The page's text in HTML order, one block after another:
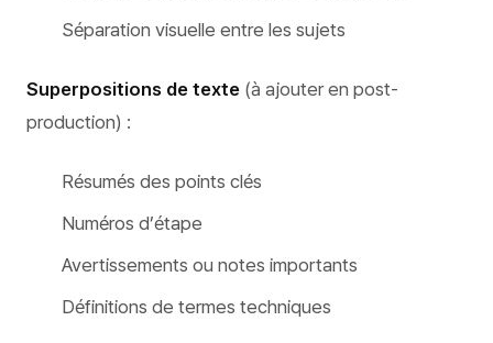
Séparation visuelle entre les sujets
Superpositions de texte (à ajouter en post-
production) :
Résumés des points clés
Numéros d’étape
Avertissements ou notes importants
Définitions de termes techniques